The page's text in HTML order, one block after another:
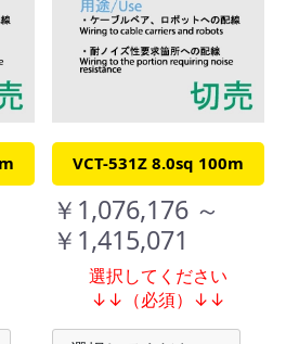
VCT-531Z 8.0sq 100m
￥1,076,176 ～
￥1,415,071
選択してください
↓↓（必須）↓↓